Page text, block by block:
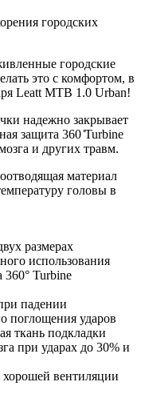
городских
городские
это с комфортом, в
Leatt MTB 1.0 Urban!
надежно закрывает
защита 360 ̊Turbine
и других травм.
материал
головы в
размерах
использования
Turbine
падении
поглощения ударов
ткань подкладки
при ударах до 30% и
вентиляции